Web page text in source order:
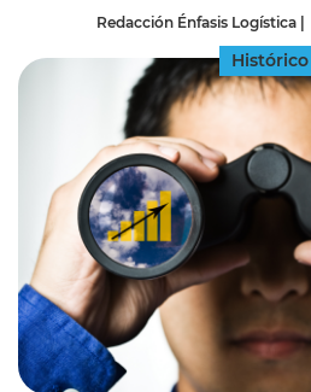
Redacción Énfasis Logística |
Histórico